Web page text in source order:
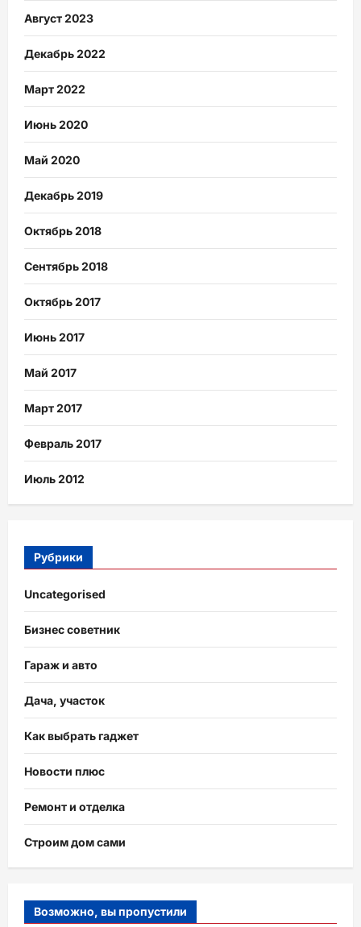
Август 2023
Декабрь 2022
Март 2022
Июнь 2020
Май 2020
Декабрь 2019
Октябрь 2018
Сентябрь 2018
Октябрь 2017
Июнь 2017
Май 2017
Март 2017
Февраль 2017
Июль 2012
Рубрики
Uncategorised
Бизнес советник
Гараж и авто
Дача, участок
Как выбрать гаджет
Новости плюс
Ремонт и отделка
Строим дом сами
Возможно, вы пропустили